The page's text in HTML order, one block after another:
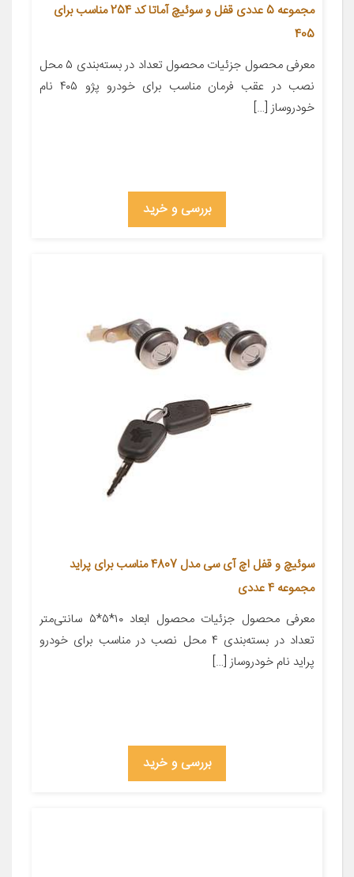
مجموعه 5 عددی قفل و سوئیچ آماتا کد 254 مناسب برای
405
معرفی محصول جزئیات محصول تعداد در بسته‌بندی ۵ محل
نصب در عقب فرمان مناسب برای خودرو پژو ۴۰۵ نام
خودروساز […]
بررسی و خرید
سوئیچ و قفل اچ آی سی مدل 4807 مناسب برای پراید
مجموعه 4 عددی
معرفی محصول جزئیات محصول ابعاد ۱۰*۵*۵ سانتی‌متر
تعداد در بسته‌بندی ۴ محل نصب در مناسب برای خودرو
پراید نام خودروساز […]
بررسی و خرید